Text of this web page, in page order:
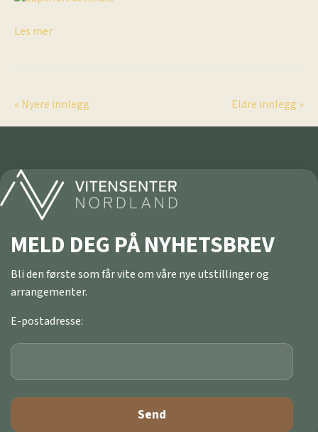
Les mer
« Nyere innlegg Eldre innlegg »
MELD DEG PÅ NYHETSBREV
Bli den første som får vite om våre nye utstillinger og
arrangementer.
E-postadresse: